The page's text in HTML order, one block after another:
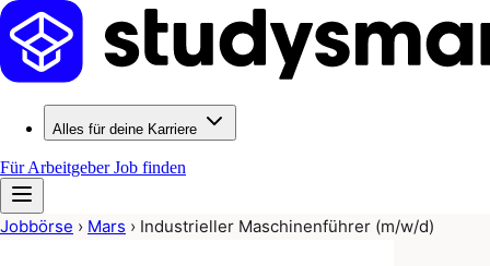
Alles für deine Karriere
Für ArbeitgeberJob finden
Jobbörse › Mars › Industrieller Maschinenführer (m/w/d)